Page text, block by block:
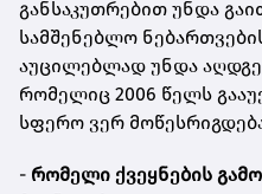
განსაკუთრებით უნდა
სამშენებლო
აუცილებლად უნდა
რომელიც 2006 წელს
სფერო ვერ
- რომელი ქვეყნების